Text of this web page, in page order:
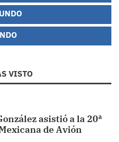
VISTO
asistió a la 20ª
de Avión